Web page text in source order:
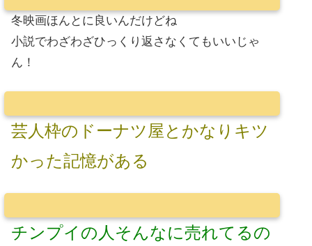
冬映画ほんとに良いんだけどね
小説でわざわざひっくり返さなくてもいいじゃ
ん！
芸人枠のドーナツ屋とかなりキツ
かった記憶がある
チンプイの人そんなに売れてるの